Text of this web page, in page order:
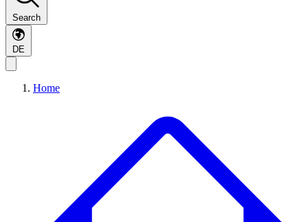
Search
DE
Home